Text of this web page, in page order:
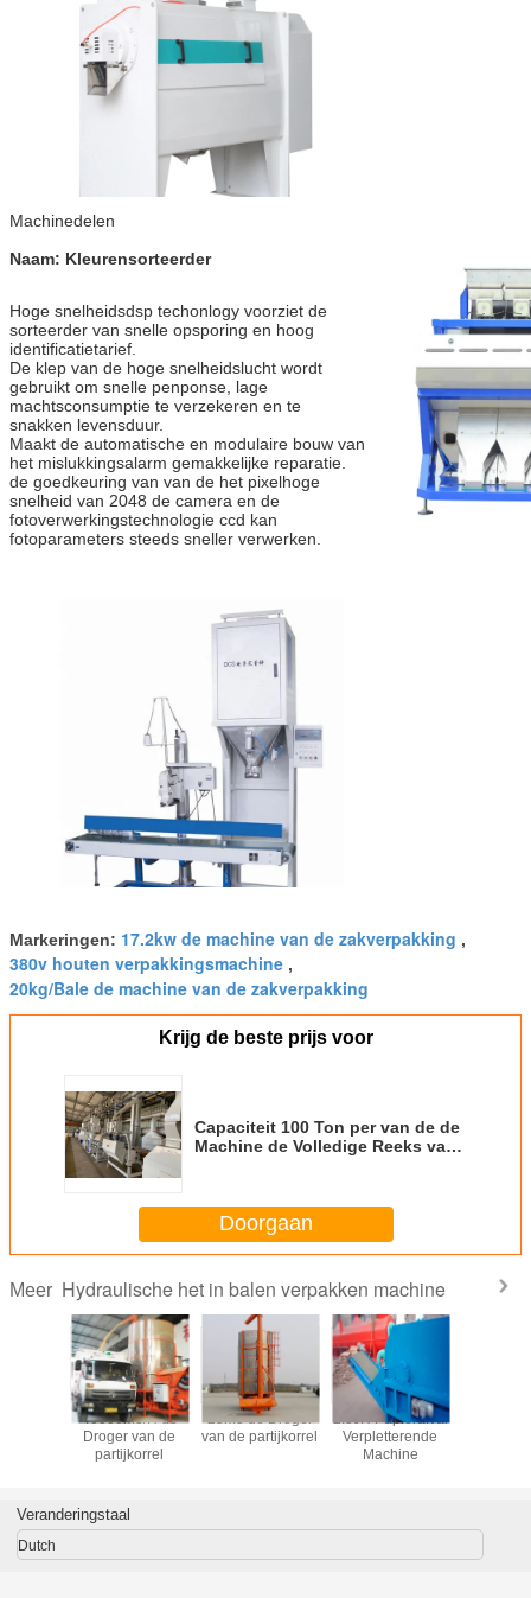
Machinedelen
Naam: Kleurensorteerder
Hoge snelheidsdsp techonlogy voorziet de
sorteerder van snelle opsporing en hoog
identificatietarief.
De klep van de hoge snelheidslucht wordt
gebruikt om snelle penponse, lage
machtsconsumptie te verzekeren en te
snakken levensduur.
Maakt de automatische en modulaire bouw van
het mislukkingsalarm gemakkelijke reparatie.
de goedkeuring van van de het pixelhoge
snelheid van 2048 de camera en de
fotoverwerkingstechnologie ccd kan
fotoparameters steeds sneller verwerken.
Markeringen: 17.2kw de machine van de zakverpakking ,
380v houten verpakkingsmachine ,
20kg/Bale de machine van de zakverpakking
Krijg de beste prijs voor
Capaciteit 100 Ton per van de de
Machine de Volledige Reeks van
Doorgaan
Meer Hydraulische het in balen verpakken machine
40000m3/H de
Droger van de
partijkorrel
25m3 de Droger
van de partijkorrel
2.5t/H Papierafval
Verpletterende
Machine
Veranderingstaal
Dutch